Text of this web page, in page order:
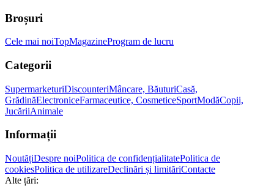
Broșuri
Cele mai noiTopMagazineProgram de lucru
Categorii
SupermarketuriDiscounteriMâncare, BăuturiCasă,
GrădinăElectroniceFarmaceutice, CosmeticeSportModăCopii,
JucăriiAnimale
Informații
NoutățiDespre noiPolitica de confidențialitatePolitica de
cookiesPolitica de utilizareDeclinări și limităriContacte
Alte țări: